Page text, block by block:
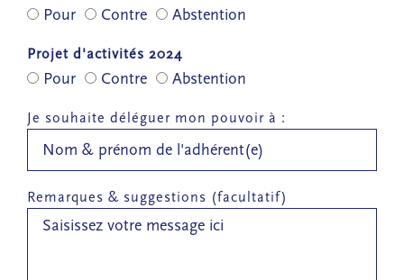
Pour Contre Abstention
Projet d'activités 2024
Pour Contre Abstention
Je souhaite déléguer mon pouvoir à :
Remarques & suggestions (facultatif)